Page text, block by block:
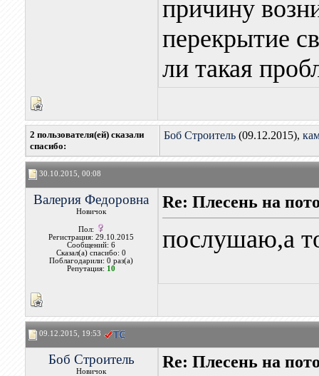
причину
перекрытие
ли такая
2 пользователя(ей) сказали
cпасибо:
Боб Строитель(09.12.2015),
30.10.2015, 00:08
Валерия Федоровна
Новичок
Пол:
Регистрация: 29.10.2015
Сообщений: 6
Сказал(а) спасибо: 0
Поблагодарили: 0 раз(а)
Репутация: 10
Re: Плесень на
послушаю,а
09.12.2015, 19:53
Боб Строитель
Новичок
Re: Плесень на